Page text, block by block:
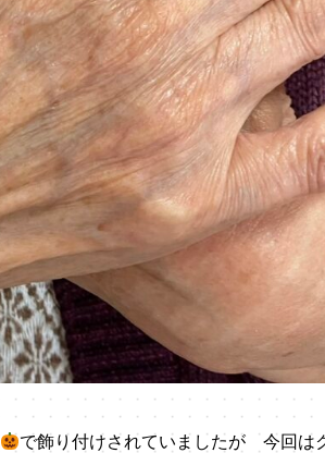
で飾り付けされていましたが 今回は